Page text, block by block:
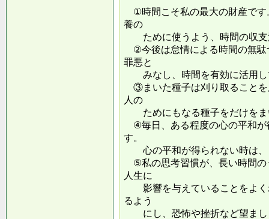
①時間こそ私の最大の財産です
養の
ために使うよう、時間の収支
②今後は怠情による時間の無駄
罪悪と
みなし、時間を有効に活用し
③まいた種子は刈り取ることを
人の
ためにもなる種子をだけをま
④毎日、ある程度の心の平和が
す。
心の平和が得られない時は、
⑤私の思考習慣が、長い時間の
人生に
影響を与えていることをよく
るよう
にし、恐怖や挫折など望まし